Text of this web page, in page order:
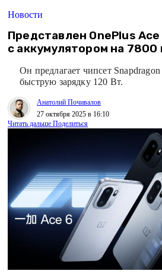
Новости
Представлен OnePlus
с аккумулятором на 7800
Он предлагает чипсет
быструю зарядку 120 Вт.
Анатолий Почивалов
27 октября 2025 в 16:10
Читать дальше Поделиться